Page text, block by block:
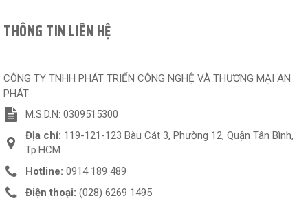
THÔNG TIN LIÊN HỆ
CÔNG TY TNHH PHÁT TRIỂN CÔNG NGHỆ VÀ THƯƠNG MẠI AN
PHÁT
M.S.D.N: 0309515300
Địa chỉ: 119-121-123 Bàu Cát 3, Phường 12, Quận Tân Bình,
Tp.HCM
Hotline: 0914 189 489
Điện thoại: (028) 6269 1495